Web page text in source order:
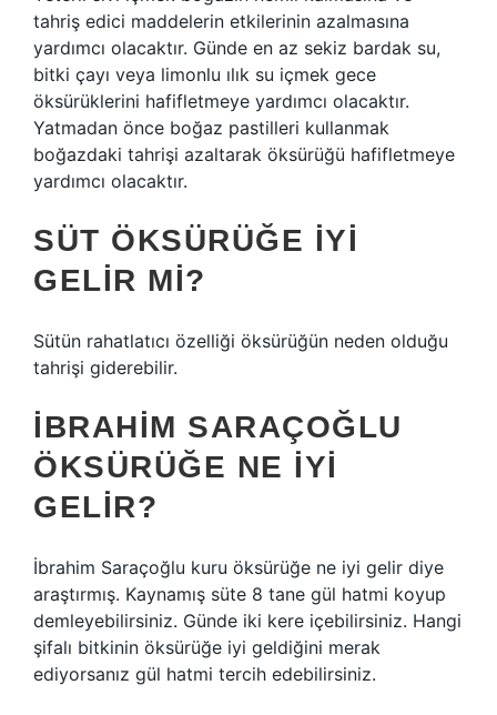
tahriş edici maddelerin etkilerinin azalmasına
yardımcı olacaktır. Günde en az sekiz bardak su,
bitki çayı veya limonlu ılık su içmek gece
öksürüklerini hafifletmeye yardımcı olacaktır.
Yatmadan önce boğaz pastilleri kullanmak
boğazdaki tahrişi azaltarak öksürüğü hafifletmeye
yardımcı olacaktır.
SÜT ÖKSÜRÜĞE IYI
GELIR MI?
Sütün rahatlatıcı özelliği öksürüğün neden olduğu
tahrişi giderebilir.
İBRAHIM SARAÇOĞLU
ÖKSÜRÜĞE NE IYI
GELIR?
İbrahim Saraçoğlu kuru öksürüğe ne iyi gelir diye
araştırmış. Kaynamış süte 8 tane gül hatmi koyup
demleyebilirsiniz. Günde iki kere içebilirsiniz. Hangi
şifalı bitkinin öksürüğe iyi geldiğini merak
ediyorsanız gül hatmi tercih edebilirsiniz.